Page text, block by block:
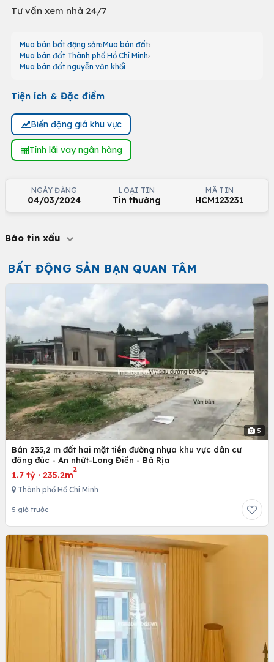
Tư vấn xem nhà 24/7
Mua bán bất động sản Mua bán đất
Mua bán đất Thành phố Hồ Chí Minh
Mua bán đất nguyễn văn khối
Tiện ích & Đặc điểm
Biến động giá khu vực
Tính lãi vay ngân hàng
NGÀY ĐĂNG
04/03/2024
LOẠI TIN
Tin thường
MÃ TIN
HCM123231
Báo tin xấu
BẤT ĐỘNG SẢN BẠN QUAN TÂM
5
Bán 235,2 m đất hai mặt tiền đường nhựa khu vực dân cư
đông đúc - An nhứt-Long Điền - Bà Rịa
1.7 tỷ · 235.2m
2
Thành phố Hồ Chí Minh
5 giờ trước